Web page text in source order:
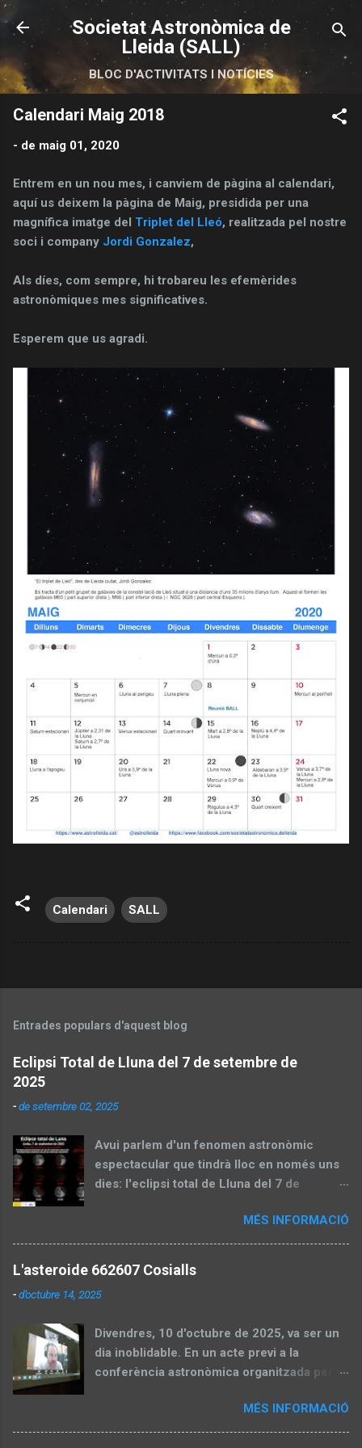
Salta al contingut principal
Societat Astronòmica de
Lleida (SALL)
BLOC D'ACTIVITATS I NOTÍCIES
Calendari Maig 2018
- de maig 01, 2020
Entrem en un nou mes, i canviem de pàgina al calendari,
aquí us deixem la pàgina de Maig, presidida per una
magnífica imatge del Triplet del Lleó, realitzada pel nostre
soci i company Jordi Gonzalez,
Als díes, com sempre, hi trobareu les efemèrides
astronòmiques mes significatives.
Esperem que us agradi.
Calendari SALL
Entrades populars d'aquest blog
Eclipsi Total de Lluna del 7 de setembre de
2025
-de setembre 02, 2025
Avui parlem d'un fenomen astronòmic
espectacular que tindrà lloc en només uns
dies: l'eclipsi total de Lluna del 7 de
també conegut com a "lluna de sang", és
una oportunitat perfecta per gaudir del cel
nocturn i aprendre sobre la mecànica
contingut en dues parts: una preparatòria
explicacions científiques, i una segona part
que actualitzarem després amb un recull
d'imatges capturades pels socis de la
Part 1: Preparació per a l'eclipsi Visibilitat:
Des d'on es podrà veure en la seva totalitat i
MÉS INFORMACIÓ
L'asteroide 662607 Cosialls
-d’octubre 14, 2025
Divendres, 10 d'octubre de 2025, va ser un
dia inoblidable. En un acte previ a la
conferència astronòmica organitzada per la
l'astrònom Kacper Wierzchos —reconegut
descobridor de cometes i asteroides— va
MÉS INFORMACIÓ